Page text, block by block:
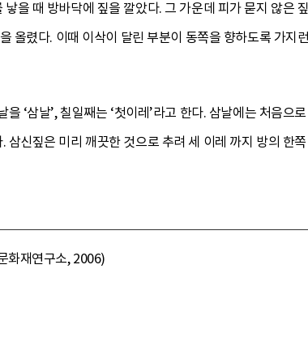
을 때 방바닥에 짚을 깔았다. 그 가운데 피가 묻지 않은
올렸다. 이때 이삭이 달린 부분이 동쪽을 향하도록 가
을 ‘삼날’, 칠일째는 ‘첫이레’라고 한다. 삼날에는 처음
삼신짚은 미리 깨끗한 것으로 추려 세 이레 까지 방의 한
화재연구소, 2006)